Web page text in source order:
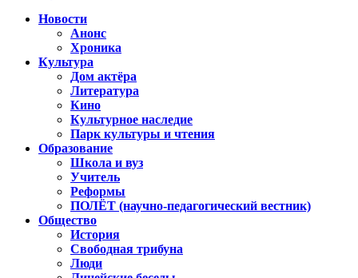
Новости
Анонс
Хроника
Культура
Дом актёра
Литература
Кино
Культурное наследие
Парк культуры и чтения
Образование
Школа и вуз
Учитель
Реформы
ПОЛЁТ (научно-педагогический вестник)
Общество
История
Свободная трибуна
Люди